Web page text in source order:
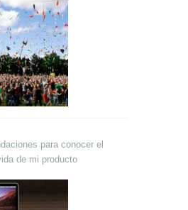
para conocer el
de mi producto